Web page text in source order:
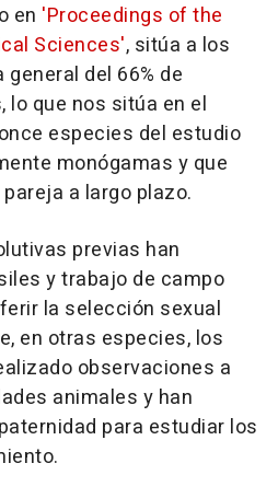
en 'Proceedings of the
Sciences', sitúa a los
del 66% de
que nos sitúa en el
especies del estudio
monógamas y que
a largo plazo.
previas han
y trabajo de campo
la selección sexual
en otras especies, los
observaciones a
animales y han
para estudiar los